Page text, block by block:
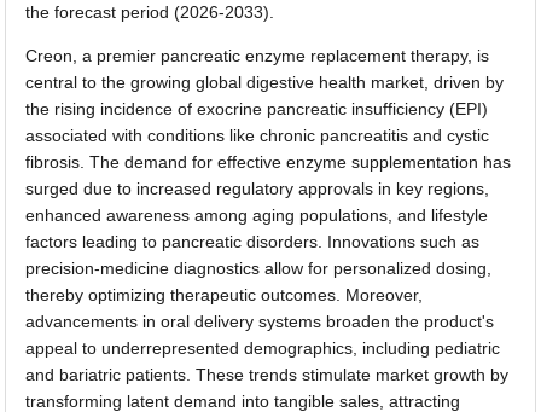
the forecast period (2026-2033).
Creon, a premier pancreatic enzyme replacement therapy, is
central to the growing global digestive health market, driven by
the rising incidence of exocrine pancreatic insufficiency (EPI)
associated with conditions like chronic pancreatitis and cystic
fibrosis. The demand for effective enzyme supplementation has
surged due to increased regulatory approvals in key regions,
enhanced awareness among aging populations, and lifestyle
factors leading to pancreatic disorders. Innovations such as
precision-medicine diagnostics allow for personalized dosing,
thereby optimizing therapeutic outcomes. Moreover,
advancements in oral delivery systems broaden the product's
appeal to underrepresented demographics, including pediatric
and bariatric patients. These trends stimulate market growth by
transforming latent demand into tangible sales, attracting